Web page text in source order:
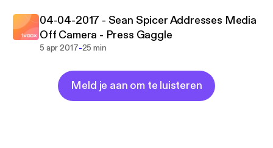
04-04-2017 - Sean Spicer Addresses Media
Off Camera - Press Gaggle
5 apr 2017-25 min
Meld je aan om te luisteren